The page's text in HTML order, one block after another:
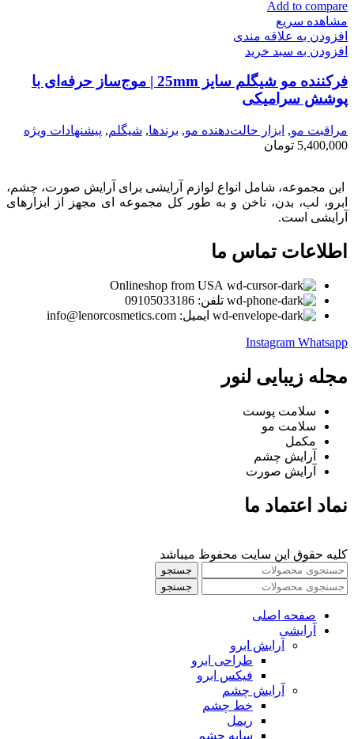
Add to compare
مشاهده سریع
افزودن به علاقه مندی
افزودن به سبد خرید
فرکننده مو شیگلم سایز 25mm | موج‌ساز حرفه‌ای با
پوشش سرامیکی
مراقبت مو, ابزار حالت‌دهنده مو, برندها, شیگلم, پیشنهادات ویژه
5,400,000 تومان
این مجموعه، شامل انواع لوازم آرایشی برای آرایش صورت، چشم،
ابرو، لب، بدن، ناخن و به طور کل مجموعه ای مجهز از ابزارهای
آرایشی است.
اطلاعات تماس ما
Onlineshop from USA
تلفن: 09105033186
ایمیل: info@lenorcosmetics.com
Instagram Whatsapp
مجله زیبایی لنور
سلامت پوست
سلامت مو
مکمل
آرایش چشم
آرایش صورت
نماد اعتماد ما
کلیه حقوق این سایت محفوظ میباشد
جستجو
جستجو
صفحه اصلی
آرایشی
آرايش ابرو
طراحی ابرو
فیکس ابرو
آرايش چشم
خط چشم
ريمل
سايه چشم